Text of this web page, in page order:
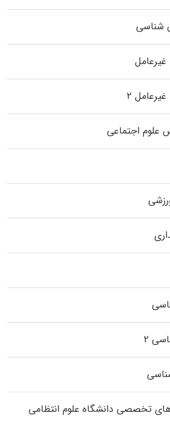
شناسی
۲
علوم اجتماعی
۲
تخصصی داﻧﺸﮕﺎه ﻋﻠﻮم انتظامی